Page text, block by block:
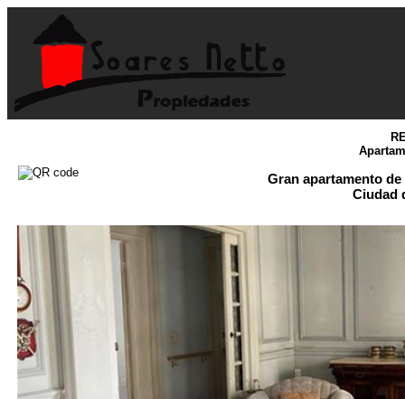
Gran apartamento
Ciudad